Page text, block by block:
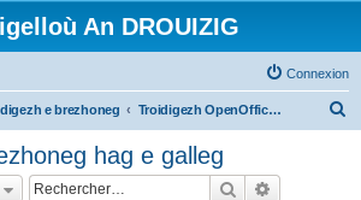
An DROUIZIG
Connexion
e brezhoneg Troidigezh OpenOffice.org e brezhoneg (1.1.x, 2.x ha 3.x)
hag e galleg
Rechercher